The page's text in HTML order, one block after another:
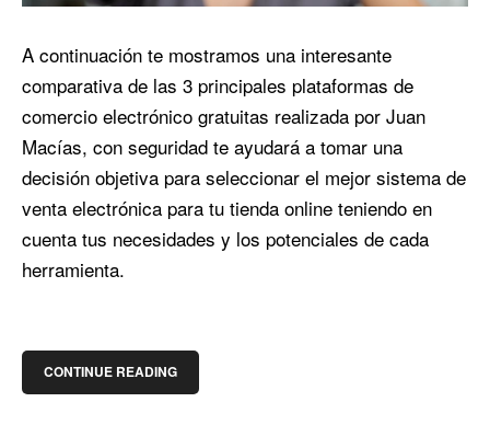
A continuación te mostramos una interesante
comparativa de las 3 principales plataformas de
comercio electrónico gratuitas realizada por Juan
Macías, con seguridad te ayudará a tomar una
decisión objetiva para seleccionar el mejor sistema de
venta electrónica para tu tienda online teniendo en
cuenta tus necesidades y los potenciales de cada
herramienta.
CONTINUE READING